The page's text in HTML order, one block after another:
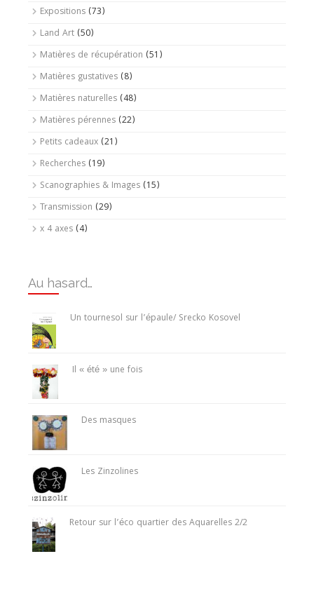
Expositions (73)
Land Art (50)
Matières de récupération (51)
Matières gustatives (8)
Matières naturelles (48)
Matières pérennes (22)
Petits cadeaux (21)
Recherches (19)
Scanographies & Images (15)
Transmission (29)
x 4 axes (4)
Au hasard…
Un tournesol sur l’épaule/ Srecko Kosovel
Il « été » une fois
Des masques
Les Zinzolines
Retour sur l’éco quartier des Aquarelles 2/2